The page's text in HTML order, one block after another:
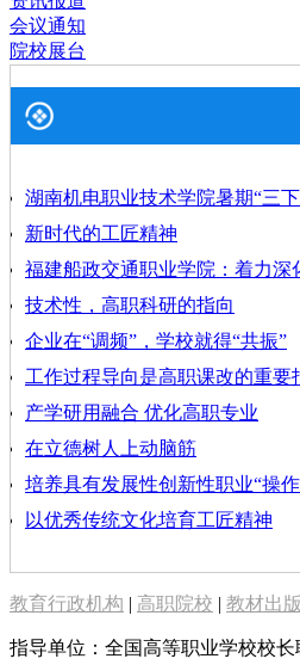
会议通知
院校展台
湖南机电职业技术学院暑期“三
新时代的工匠精神
福建船政交通职业学院：着力深
技术性，高职科研的指向
企业在“调频”，学校就得“共振”
工作过程导向是高职课改的重要
产学研用融合 优化高职专业
在立德树人上动脑筋
培养具有发展性创新性职业“操
以优秀传统文化培育工匠精神
教育行政机构 | 高职院校 | 教材出
指导单位：全国高等职业学校校长